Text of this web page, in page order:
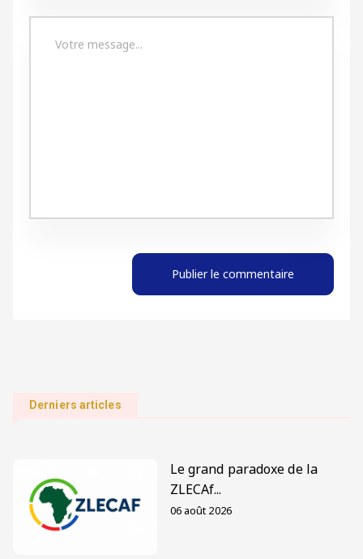
Publier le commentaire
Derniers articles
Le grand paradoxe de la
ZLECAf...
06 août 2026